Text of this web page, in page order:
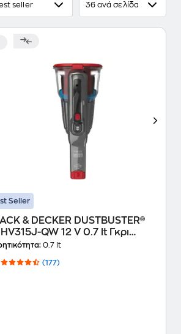
seller 36 ανά σελίδα
Seller
& DECKER DUSTBUSTER®
QW 12 V 0.7 lt Γκρι
Χειρός
0.7 lt
(177)